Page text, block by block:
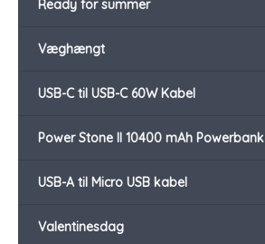
Ready for summer
Væghængt
USB-C til USB-C 60W Kabel
Power Stone II 10400 mAh Powerbank
USB-A til Micro USB kabel
Valentinesdag